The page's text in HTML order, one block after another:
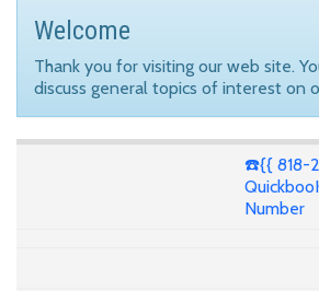
Welcome
Thank you for visiting our web site.
discuss general topics of interest on
☎️{{ 818-
Number